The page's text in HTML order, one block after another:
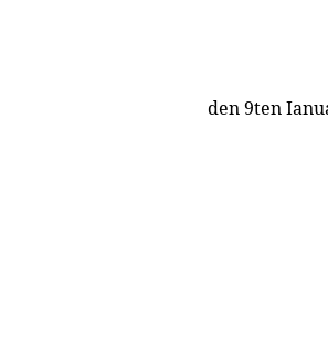
den 9ten